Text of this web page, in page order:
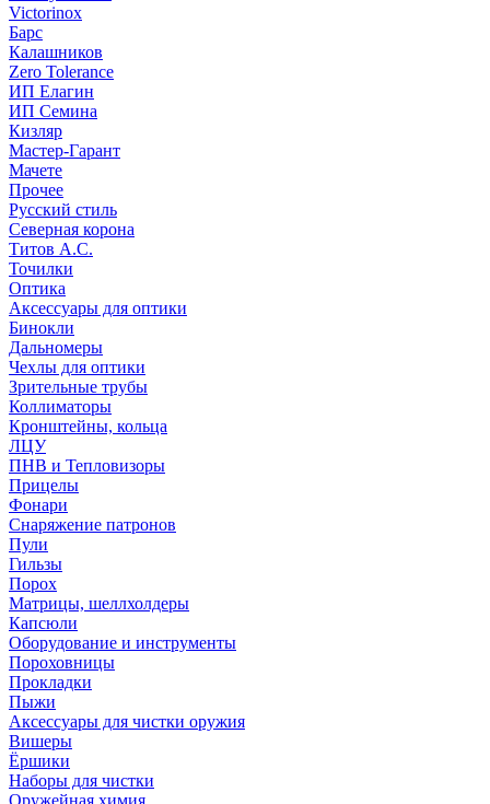
Victorinox
Барс
Калашников
Zero Tolerance
ИП Елагин
ИП Семина
Кизляр
Мастер-Гарант
Мачете
Прочее
Русский стиль
Северная корона
Титов А.С.
Точилки
Оптика
Аксессуары для оптики
Бинокли
Дальномеры
Чехлы для оптики
Зрительные трубы
Коллиматоры
Кронштейны, кольца
ЛЦУ
ПНВ и Тепловизоры
Прицелы
Фонари
Снаряжение патронов
Пули
Гильзы
Порох
Матрицы, шеллхолдеры
Капсюли
Оборудование и инструменты
Пороховницы
Прокладки
Пыжи
Аксессуары для чистки оружия
Вишеры
Ёршики
Наборы для чистки
Оружейная химия